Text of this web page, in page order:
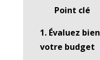
Point clé
1. Évaluez bien
votre budget